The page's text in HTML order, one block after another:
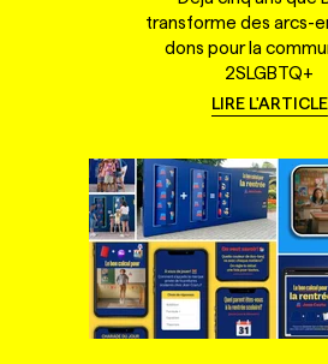
transforme des arcs-
dons pour la
2SLGBTQ+
LIRE L'ARTICLE